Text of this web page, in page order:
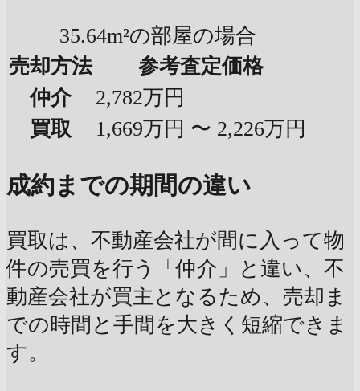
35.64m²の部屋の場合
売却方法
参考査定価格
仲介
2,782万円
買取
1,669万円 〜 2,226万円
成約までの期間の違い
買取は、不動産会社が間に入って物
件の売買を行う「仲介」と違い、不
動産会社が買主となるため、売却ま
での時間と手間を大きく短縮できま
す。